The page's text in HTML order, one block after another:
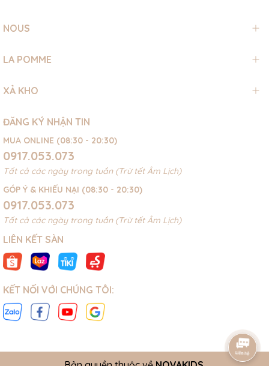
NOUS
LA POMME
XẢ KHO
ĐĂNG KÝ NHẬN TIN
MUA ONLINE (08:30 - 20:30)
0917.053.073
Tất cả các ngày trong tuần (Trừ tết Âm Lịch)
GÓP Ý & KHIẾU NẠI (08:30 - 20:30)
0917.053.073
Tất cả các ngày trong tuần (Trừ tết Âm Lịch)
LIÊN KẾT SÀN
KẾT NỐI VỚI CHÚNG TÔI: